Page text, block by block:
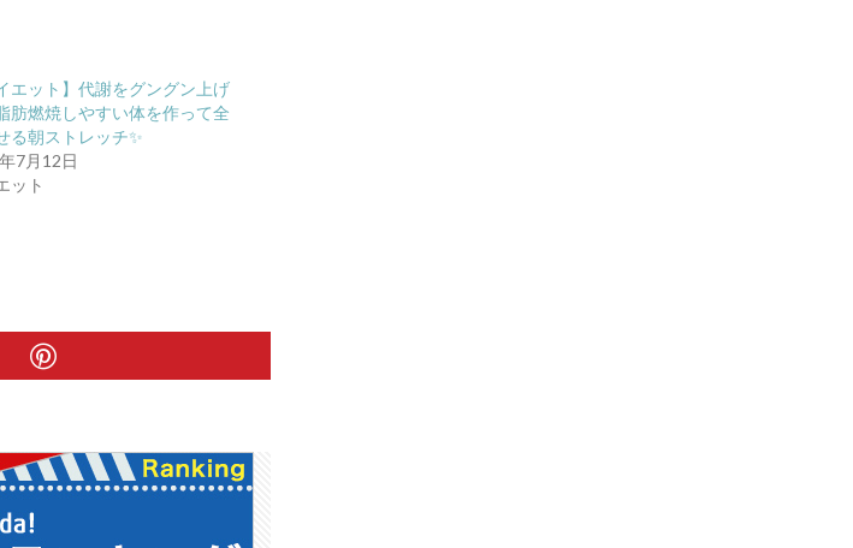
エット】代謝をグングン上げ
肪燃焼しやすい体を作って全
る朝ストレッチ✨
7月12日
ット